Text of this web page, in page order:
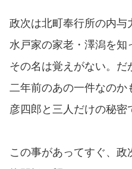
政次は北町奉行所の内与
水戸家の家老・澤潟を知
その名は覚えがない。だ
二年前のあの一件なのか
彦四郎と三人だけの秘密
この事があってすぐ、政